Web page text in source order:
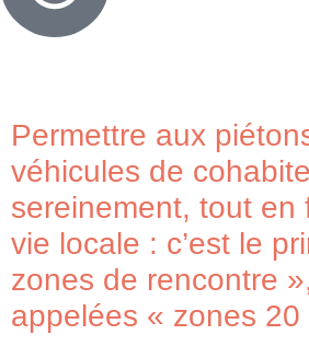
Permettre aux
véhicules de
sereinement, tout en
vie locale : c’est le
zones de rencontre
appelées « zones 20